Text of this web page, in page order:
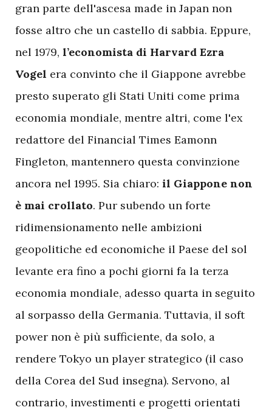
gran parte dell'ascesa made in Japan non
fosse altro che un castello di sabbia. Eppure,
nel 1979, l’economista di Harvard Ezra
Vogel era convinto che il Giappone avrebbe
presto superato gli Stati Uniti come prima
economia mondiale, mentre altri, come l'ex
redattore del Financial Times Eamonn
Fingleton, mantennero questa convinzione
ancora nel 1995. Sia chiaro: il Giappone non
è mai crollato. Pur subendo un forte
ridimensionamento nelle ambizioni
geopolitiche ed economiche il Paese del sol
levante era fino a pochi giorni fa la terza
economia mondiale, adesso quarta in seguito
al sorpasso della Germania. Tuttavia, il soft
power non è più sufficiente, da solo, a
rendere Tokyo un player strategico (il caso
della Corea del Sud insegna). Servono, al
contrario, investimenti e progetti orientati